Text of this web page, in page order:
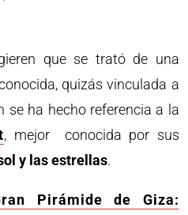
que se trató de una
quizás vinculada a
se ha hecho referencia a la
, mejor conocida por sus
y las estrellas.
Pirámide de Giza: